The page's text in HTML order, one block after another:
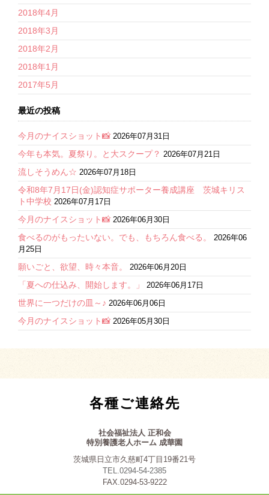
2018年4月
2018年3月
2018年2月
2018年1月
2017年5月
最近の投稿
今月のナイスショット📸 2026年07月31日
今年も本気。夏祭り。と大スクープ？ 2026年07月21日
流しそうめん☆ 2026年07月18日
令和8年7月17日(金)認知症サポーター養成講座 茨城キリス
ト中学校 2026年07月17日
今月のナイスショット📸 2026年06月30日
食べるのがもったいない。でも、もちろん食べる。
2026年06
月25日
願いごと、欲望、時々本音。 2026年06月20日
「夏への仕込み、開始します。」 2026年06月17日
世界に一つだけの皿～♪ 2026年06月06日
今月のナイスショット📸 2026年05月30日
各種ご連絡先
社会福祉法人 正和会
特別養護老人ホーム 成華園
茨城県日立市久慈町4丁目19番21号
TEL.0294-54-2385
FAX.0294-53-9222